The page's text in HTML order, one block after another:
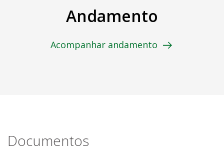
Andamento
Acompanhar andamento
Documentos